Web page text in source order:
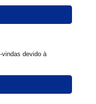
vindas devido à